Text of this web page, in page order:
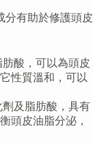
分有助於修護頭皮
酸，可以為頭皮
性質溫和，可以
及脂肪酸，具有
頭皮油脂分泌，